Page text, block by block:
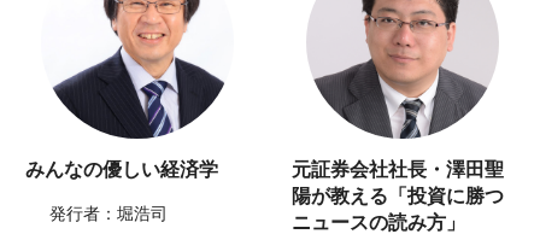
みんなの優しい経済学
発行者：堀浩司
元証券会社社長・澤田聖
陽が教える「投資に勝つ
ニュースの読み方」